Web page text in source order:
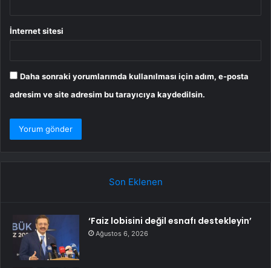
İnternet sitesi
Daha sonraki yorumlarımda kullanılması için adım, e-posta
adresim ve site adresim bu tarayıcıya kaydedilsin.
Son Eklenen
‘Faiz lobisini değil esnafı destekleyin’
Ağustos 6, 2026